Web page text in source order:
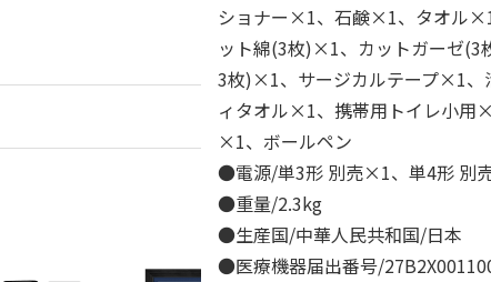
ショナー×1、石鹸×1、タオル
ット綿(3枚)×1、カットガーゼ
3枚)×1、サージカルテープ×1
ィタオル×1、携帯用トイレ小用
×1、ボールペン
●電源/単3形 別売×1、単4形 別
●重量/2.3kg
●生産国/中華人民共和国/日本
●医療機器届出番号/